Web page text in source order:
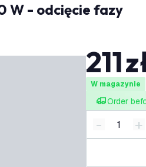
W - odcięcie fazy
211
W magazynie
Order
Zmniejsz
- +